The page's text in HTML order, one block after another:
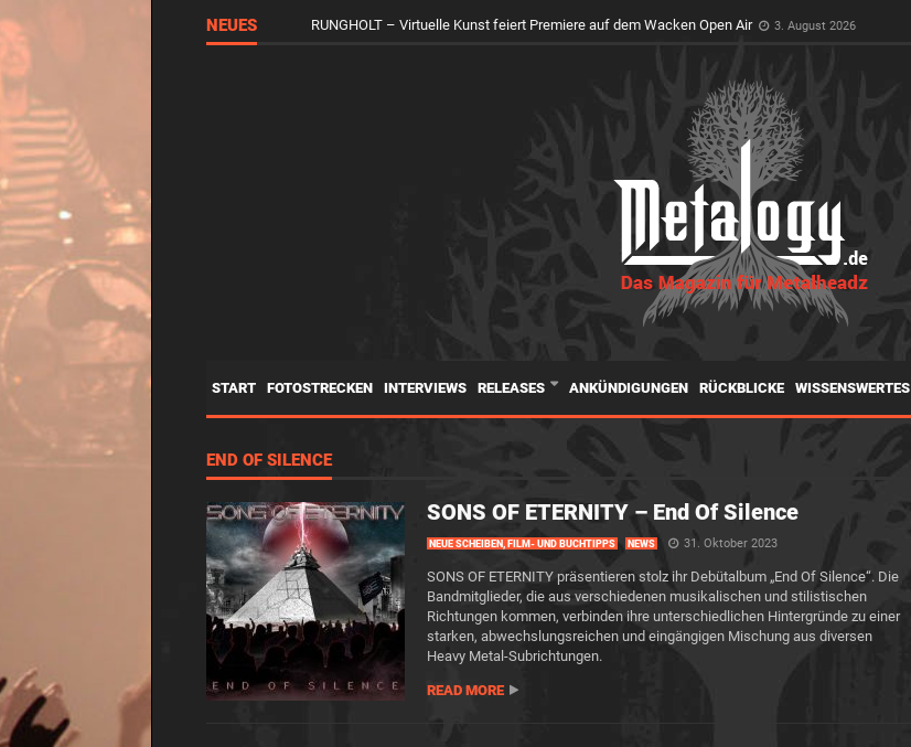
NEUES RUNGHOLT – Virtuelle Kunst feiert Premiere auf dem Wacken Open Air 3. August 2026
START FOTOSTRECKEN INTERVIEWS RELEASES ANKÜNDIGUNGEN RÜCKBLICKE WISSENSWERTES
END OF SILENCE
SONS OF ETERNITY – End Of Silence
NEUE SCHEIBEN, FILM- UND BUCHTIPPS NEWS 31. Oktober 2023
SONS OF ETERNITY präsentieren stolz ihr Debütalbum „End Of Silence“. Die
Bandmitglieder, die aus verschiedenen musikalischen und stilistischen
Richtungen kommen, verbinden ihre unterschiedlichen Hintergründe zu einer
starken, abwechslungsreichen und eingängigen Mischung aus diversen
Heavy Metal-Subrichtungen.
READ MORE